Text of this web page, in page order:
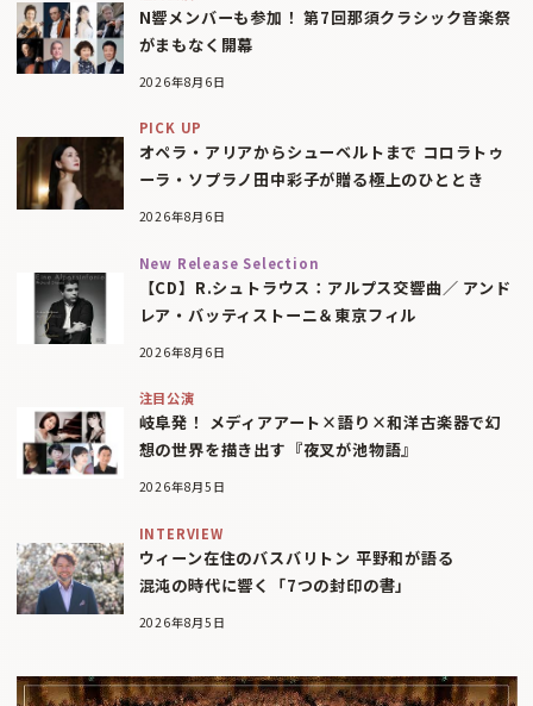
N響メンバーも参加！ 第7回那須クラシック音楽祭
がまもなく開幕
2026年8月6日
PICK UP
オペラ・アリアからシューベルトまで コロラトゥ
ーラ・ソプラノ田中彩子が贈る極上のひととき
2026年8月6日
New Release Selection
【CD】R.シュトラウス：アルプス交響曲／ アンド
レア・バッティストーニ＆東京フィル
2026年8月6日
注目公演
岐阜発！ メディアアート×語り×和洋古楽器で幻
想の世界を描き出す『夜叉が池物語』
2026年8月5日
INTERVIEW
ウィーン在住のバスバリトン 平野和が語る
混沌の時代に響く「7つの封印の書」
2026年8月5日